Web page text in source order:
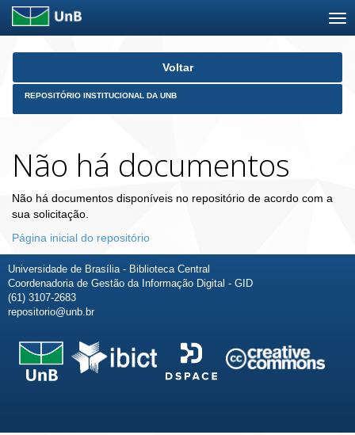
Skip
Voltar
REPOSITÓRIO INSTITUCIONAL DA UNB
Não há documentos
Não há documentos disponíveis no repositório de acordo com a
sua solicitação.
Página inicial do repositório
Universidade de Brasília - Biblioteca Central
Coordenadoria de Gestão da Informação Digital - GID
(61) 3107-2683
repositorio@unb.br